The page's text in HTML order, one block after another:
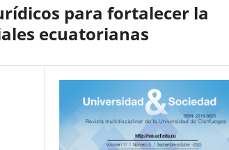
para fortalecer la
ecuatorianas